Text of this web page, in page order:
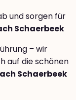
und sorgen für
Schaerbeek
– wir
auf die schönen
Schaerbeek